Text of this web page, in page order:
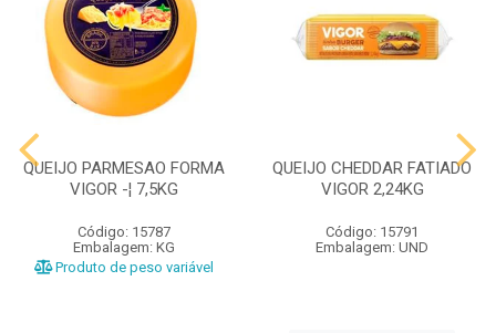
QUEIJO PARMESAO FORMA
VIGOR -¦ 7,5KG
Código: 15787
Embalagem: KG
Produto de peso variável
QUEIJO CHEDDAR FATIADO
VIGOR 2,24KG
Código: 15791
Embalagem: UND